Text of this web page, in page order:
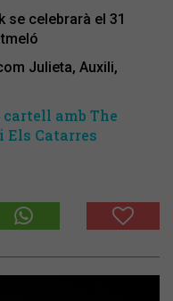
se celebrarà el 31
Julieta, Auxili,
amb The
Els Catarres